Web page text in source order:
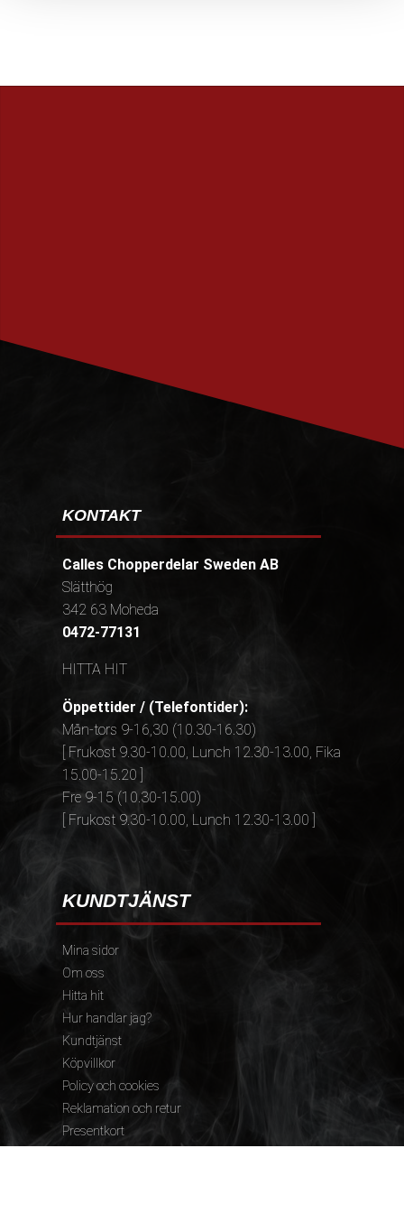
KONTAKT
Calles Chopperdelar Sweden AB
Slätthög
342 63 Moheda
0472-77131
HITTA HIT
Öppettider / (Telefontider):
Mån-tors 9-16,30 (10.30-16.30)
[ Frukost 9.30-10.00, Lunch 12.30-13.00, Fika
15.00-15.20 ]
Fre 9-15 (10.30-15.00)
[ Frukost 9.30-10.00, Lunch 12.30-13.00 ]
KUNDTJÄNST
Mina sidor
Om oss
Hitta hit
Hur handlar jag?
Kundtjänst
Köpvillkor
Policy och cookies
Reklamation och retur
Presentkort